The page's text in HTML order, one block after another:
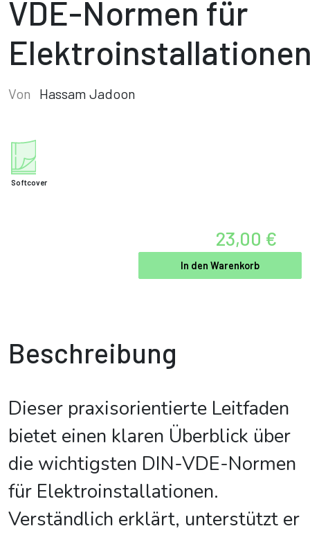
VDE-Normen für
Von Hassam Jadoon
Softcover
23,00 €
In den Warenkorb
Beschreibung
Dieser praxisorientierte Leitfaden
bietet einen klaren Überblick über
die wichtigsten DIN-VDE-Normen
für Elektroinstallationen.
Verständlich erklärt, unterstützt er